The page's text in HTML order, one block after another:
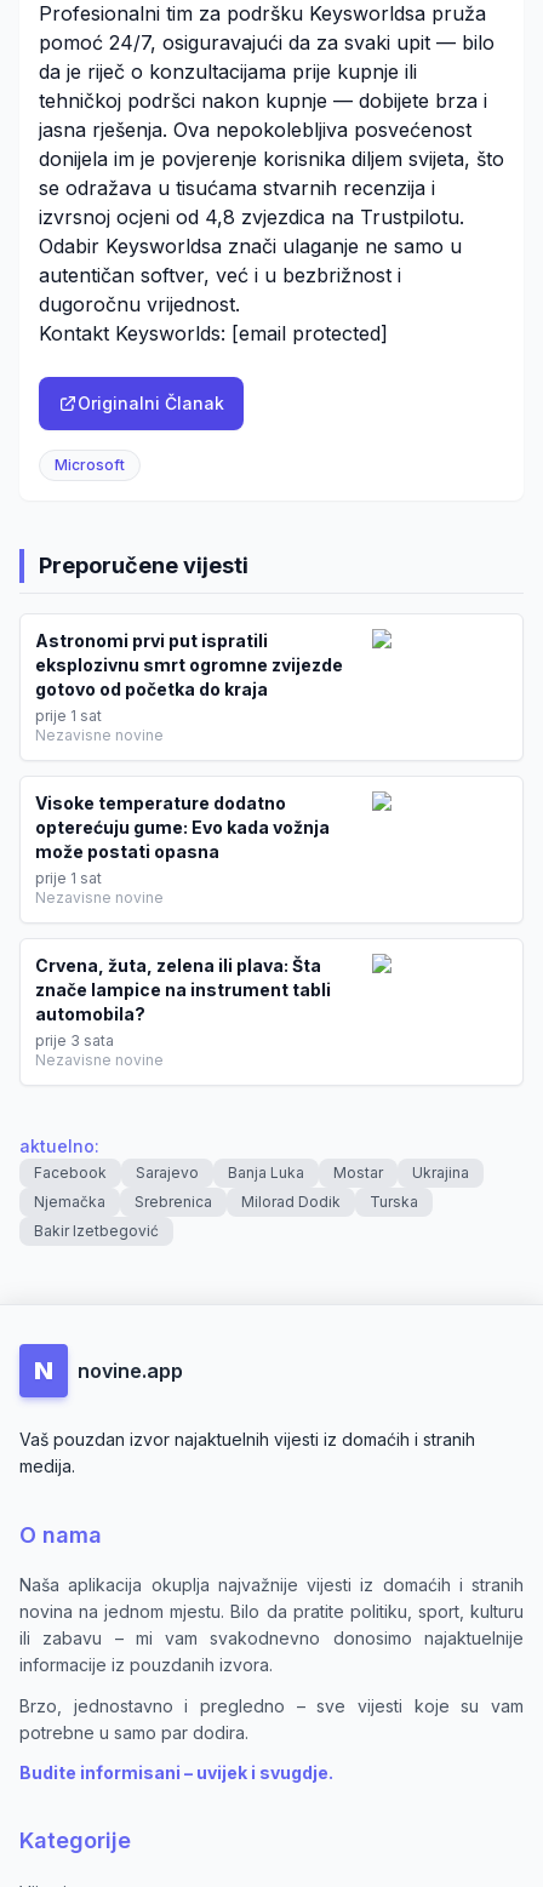
Profesionalni tim za podršku Keysworldsa pruža
pomoć 24/7, osiguravajući da za svaki upit — bilo
da je riječ o konzultacijama prije kupnje ili
tehničkoj podršci nakon kupnje — dobijete brza i
jasna rješenja. Ova nepokolebljiva posvećenost
donijela im je povjerenje korisnika diljem svijeta, što
se odražava u tisućama stvarnih recenzija i
izvrsnoj ocjeni od 4,8 zvjezdica na Trustpilotu.
Odabir Keysworldsa znači ulaganje ne samo u
autentičan softver, već i u bezbrižnost i
dugoročnu vrijednost.
Kontakt Keysworlds: [email protected]
Originalni Članak
Microsoft
Preporučene vijesti
Astronomi prvi put ispratili
eksplozivnu smrt ogromne zvijezde
gotovo od početka do kraja
prije 1 sat
Nezavisne novine
Visoke temperature dodatno
opterećuju gume: Evo kada vožnja
može postati opasna
prije 1 sat
Nezavisne novine
Crvena, žuta, zelena ili plava: Šta
znače lampice na instrument tabli
automobila?
prije 3 sata
Nezavisne novine
aktuelno:
Facebook Sarajevo Banja Luka Mostar
Ukrajina
Njemačka
Srebrenica Milorad Dodik
Turska
Bakir Izetbegović
N novine.app
Vaš pouzdan izvor najaktuelnih vijesti iz domaćih i stranih
medija.
O nama
Naša aplikacija okuplja najvažnije vijesti iz domaćih i stranih
novina na jednom mjestu. Bilo da pratite politiku, sport, kulturu
ili zabavu – mi vam svakodnevno donosimo najaktuelnije
informacije iz pouzdanih izvora.
Brzo, jednostavno i pregledno – sve vijesti koje su vam
potrebne u samo par dodira.
Budite informisani – uvijek i svugdje.
Kategorije